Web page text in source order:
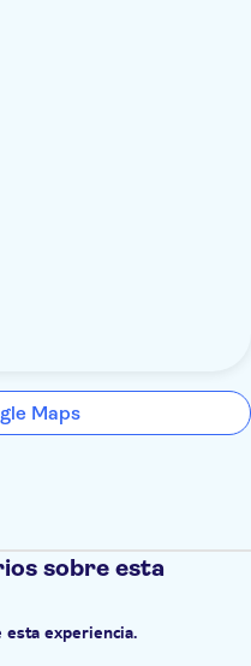
Maps
sobre esta
esta experiencia.